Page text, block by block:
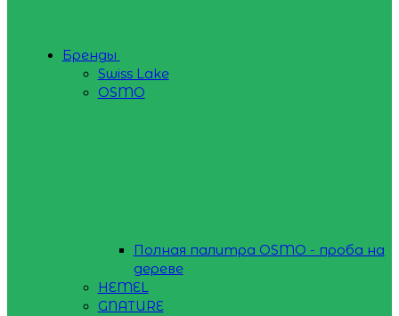
Бренды
Swiss Lake
OSMO
Полная палитра OSMO - проба на
дереве
HEMEL
GNATURE